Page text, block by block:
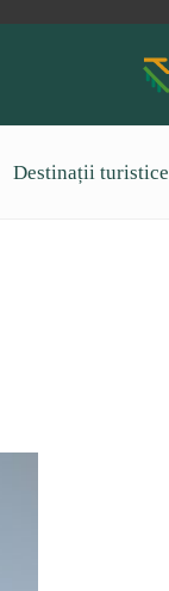
Destinații turistice